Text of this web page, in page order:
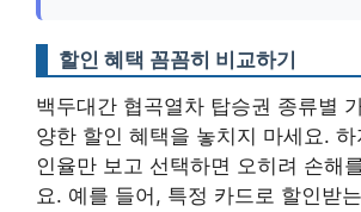
할인 혜택 꼼꼼히 비교하기
백두대간 협곡열차 탑승권 종류별
양한 할인 혜택을 놓치지 마세요.
인율만 보고 선택하면 오히려 손해
요. 예를 들어, 특정 카드로 할인받